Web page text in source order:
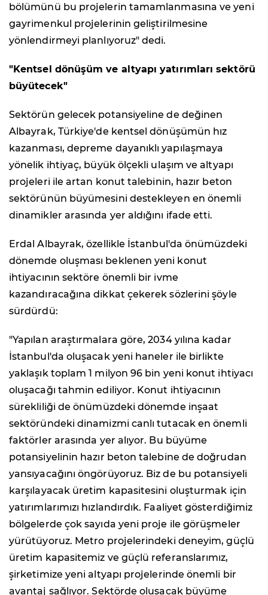
bölümünü bu projelerin tamamlanmasına ve yeni
gayrimenkul projelerinin geliştirilmesine
yönlendirmeyi planlıyoruz" dedi.
"Kentsel dönüşüm ve altyapı yatırımları sektörü
büyütecek"
Sektörün gelecek potansiyeline de değinen
Albayrak, Türkiye'de kentsel dönüşümün hız
kazanması, depreme dayanıklı yapılaşmaya
yönelik ihtiyaç, büyük ölçekli ulaşım ve altyapı
projeleri ile artan konut talebinin, hazır beton
sektörünün büyümesini destekleyen en önemli
dinamikler arasında yer aldığını ifade etti.
Erdal Albayrak, özellikle İstanbul'da önümüzdeki
dönemde oluşması beklenen yeni konut
ihtiyacının sektöre önemli bir ivme
kazandıracağına dikkat çekerek sözlerini şöyle
sürdürdü:
"Yapılan araştırmalara göre, 2034 yılına kadar
İstanbul'da oluşacak yeni haneler ile birlikte
yaklaşık toplam 1 milyon 96 bin yeni konut ihtiyacı
oluşacağı tahmin ediliyor. Konut ihtiyacının
sürekliliği de önümüzdeki dönemde inşaat
sektöründeki dinamizmi canlı tutacak en önemli
faktörler arasında yer alıyor. Bu büyüme
potansiyelinin hazır beton talebine de doğrudan
yansıyacağını öngörüyoruz. Biz de bu potansiyeli
karşılayacak üretim kapasitesini oluşturmak için
yatırımlarımızı hızlandırdık. Faaliyet gösterdiğimiz
bölgelerde çok sayıda yeni proje ile görüşmeler
yürütüyoruz. Metro projelerindeki deneyim, güçlü
üretim kapasitemiz ve güçlü referanslarımız,
şirketimize yeni altyapı projelerinde önemli bir
avantaj sağlıyor. Sektörde oluşacak büyüme